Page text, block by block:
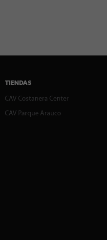
TIENDAS
CAV Costanera Center
CAV Parque Arauco